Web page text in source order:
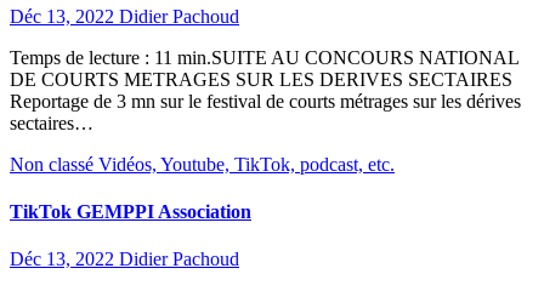
Déc 13, 2022 Didier Pachoud
Temps de lecture : 11 min.SUITE AU CONCOURS NATIONAL
DE COURTS METRAGES SUR LES DERIVES SECTAIRES
Reportage de 3 mn sur le festival de courts métrages sur les dérives
sectaires…
Non classé Vidéos, Youtube, TikTok, podcast, etc.
TikTok GEMPPI Association
Déc 13, 2022 Didier Pachoud